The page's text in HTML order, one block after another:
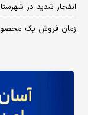
انفجار شدید در
زمان فروش یک محصول